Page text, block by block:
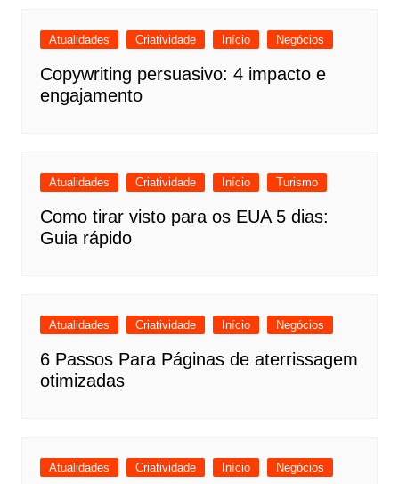
Atualidades Criatividade Início Negócios
Copywriting persuasivo: 4 impacto e
engajamento
Atualidades Criatividade Início Turismo
Como tirar visto para os EUA 5 dias:
Guia rápido
Atualidades Criatividade Início Negócios
6 Passos Para Páginas de aterrissagem
otimizadas
Atualidades Criatividade Início Negócios